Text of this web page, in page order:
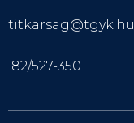
titkarsag@tgyk.hu
82/527-350